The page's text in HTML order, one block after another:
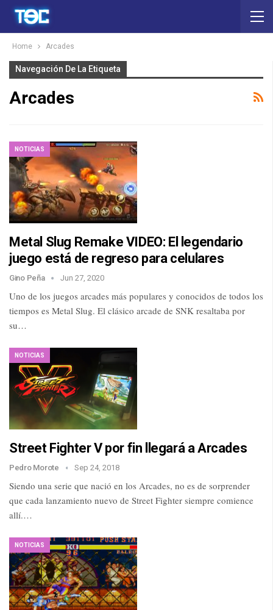
Home Arcades
Navegación De La Etiqueta
Arcades
NOTICIAS
Metal Slug Remake VIDEO: El legendario
juego está de regreso para celulares
Gino Peña Jun 27, 2020
Uno de los juegos arcades más populares y conocidos de todos los
tiempos es Metal Slug. El clásico arcade de SNK resaltaba por
su…
NOTICIAS
Street Fighter V por fin llegará a Arcades
Pedro Morote Sep 24, 2018
Siendo una serie que nació en los Arcades, no es de sorprender
que cada lanzamiento nuevo de Street Fighter siempre comience
allí.…
NOTICIAS